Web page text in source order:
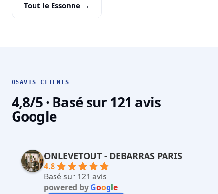
Tout le Essonne →
05AVIS CLIENTS
4,8/5 · Basé sur 121 avis
Google
ONLEVETOUT - DEBARRAS PARIS
4.8
Basé sur 121 avis
powered by Google